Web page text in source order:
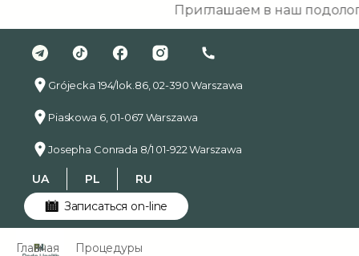
Приглашаем в наш
Grójecka 194/lok.86, 02-390 Warszawa
Piaskowa 6, 01-067 Warszawa
Josepha Conrada 8/1 01-922 Warszawa
UA PL
RU
Записаться on-line
Главная Процедуры